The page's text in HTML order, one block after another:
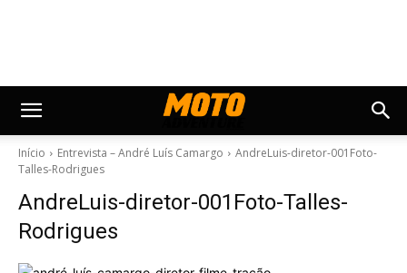
Início Entrevista – André Luís Camargo
AndreLuis-diretor-001Foto-
Talles-Rodrigues
AndreLuis-diretor-001Foto-Talles-
Rodrigues